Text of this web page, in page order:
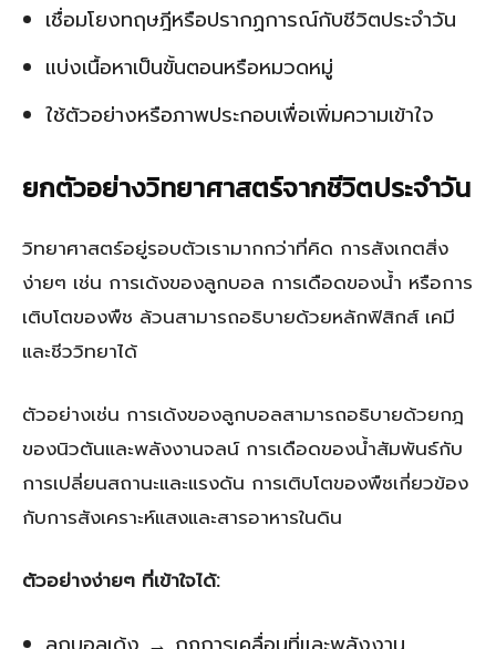
เชื่อมโยงทฤษฎีหรือปรากฏการณ์กับชีวิตประจำวัน
แบ่งเนื้อหาเป็นขั้นตอนหรือหมวดหมู่
ใช้ตัวอย่างหรือภาพประกอบเพื่อเพิ่มความเข้าใจ
ยกตัวอย่างวิทยาศาสตร์จากชีวิตประจำวัน
วิทยาศาสตร์อยู่รอบตัวเรามากกว่าที่คิด การสังเกตสิ่ง
ง่ายๆ เช่น การเด้งของลูกบอล การเดือดของน้ำ หรือการ
เติบโตของพืช ล้วนสามารถอธิบายด้วยหลักฟิสิกส์ เคมี
และชีววิทยาได้
ตัวอย่างเช่น การเด้งของลูกบอลสามารถอธิบายด้วยกฎ
ของนิวตันและพลังงานจลน์ การเดือดของน้ำสัมพันธ์กับ
การเปลี่ยนสถานะและแรงดัน การเติบโตของพืชเกี่ยวข้อง
กับการสังเคราะห์แสงและสารอาหารในดิน
ตัวอย่างง่ายๆ ที่เข้าใจได้: